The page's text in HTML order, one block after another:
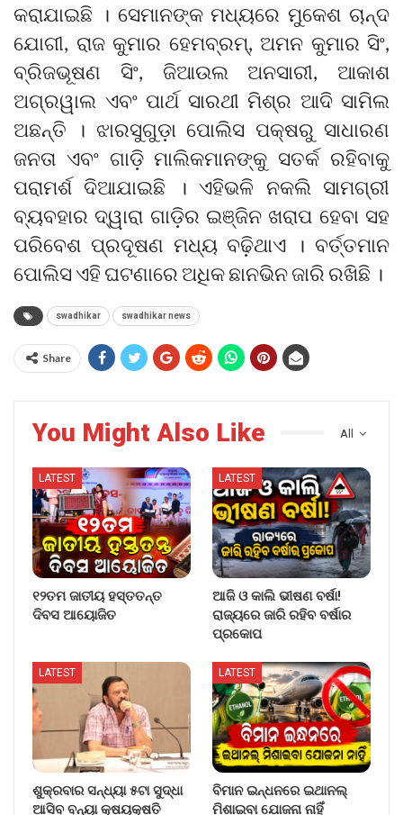
କରାଯାଇଛି । ସେମାନଙ୍କ ମଧ୍ୟରେ ମୁକେଶ ଚାନ୍ଦ
ଯୋଗୀ, ରାଜ କୁମାର ହେମବ୍ରମ୍, ଅମନ କୁମାର ସିଂ,
ବ୍ରିଜଭୂଷଣ ସିଂ, ଜିଆଉଲ ଅନସାରୀ, ଆକାଶ
ଅଗ୍ରୱାଲ ଏବଂ ପାର୍ଥ ସାରଥୀ ମିଶ୍ର ଆଦି ସାମିଲ
ଅଛନ୍ତି । ଝାରସୁଗୁଡ଼ା ପୋଲିସ ପକ୍ଷରୁ ସାଧାରଣ
ଜନତା ଏବଂ ଗାଡ଼ି ମାଲିକମାନଙ୍କୁ ସତର୍କ ରହିବାକୁ
ପରାମର୍ଶ ଦିଆଯାଇଛି । ଏହିଭଳି ନକଲି ସାମଗ୍ରୀ
ବ୍ୟବହାର ଦ୍ୱାରା ଗାଡ଼ିର ଇଞ୍ଜିନ ଖରାପ ହେବା ସହ
ପରିବେଶ ପ୍ରଦୂଷଣ ମଧ୍ୟ ବଢ଼ିଥାଏ । ବର୍ତ୍ତମାନ
ପୋଲିସ ଏହି ଘଟଣାରେ ଅଧିକ ଛାନଭିନ ଜାରି ରଖିଛି ।
swadhikar swadhikar news
Share
All
You Might Also Like
LATEST
୧୨ତମ ଜାତୀୟ ହସ୍ତତନ୍ତ
ଦିବସ ଆୟୋଜିତ
LATEST
ଆଜି ଓ କାଲି ଭୀଷଣ ବର୍ଷା!
ରାଜ୍ୟରେ ଜାରି ରହିବ ବର୍ଷାର
ପ୍ରକୋପ
LATEST
ଶୁକ୍ରବାର ସନ୍ଧ୍ୟା ୫ଟା ସୁଦ୍ଧା
ଆସିବ ବନ୍ୟା କ୍ଷୟକ୍ଷତି
LATEST
ବିମାନ ଇନ୍ଧନରେ ଇଥାନଲ୍
ମିଶାଇବା ଯୋଜନା ନାହିଁ